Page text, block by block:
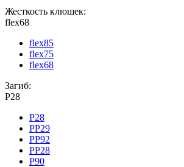
Жесткость клюшек:
flex68
flex85
flex75
flex68
Загиб:
P28
P28
PP29
PP92
PP28
P90